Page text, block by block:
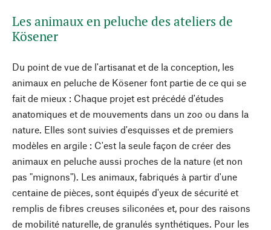
Les animaux en peluche des ateliers de
Kösener
Du point de vue de l'artisanat et de la conception, les
animaux en peluche de Kösener font partie de ce qui se
fait de mieux : Chaque projet est précédé d'études
anatomiques et de mouvements dans un zoo ou dans la
nature. Elles sont suivies d'esquisses et de premiers
modèles en argile : C'est la seule façon de créer des
animaux en peluche aussi proches de la nature (et non
pas "mignons"). Les animaux, fabriqués à partir d'une
centaine de pièces, sont équipés d'yeux de sécurité et
remplis de fibres creuses siliconées et, pour des raisons
de mobilité naturelle, de granulés synthétiques. Pour les